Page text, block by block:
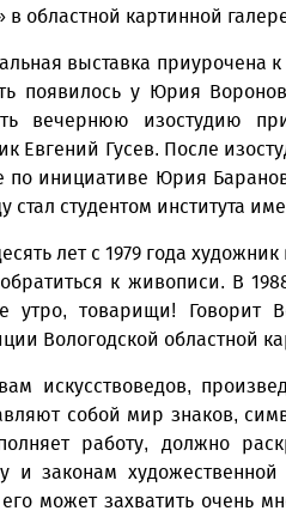
в областной картинной
выставка приурочена
появилось у Юрия
вечернюю изостудию
Евгений Гусев. После
по инициативе Юрия
стал студентом института
лет с 1979 года
к живописи. В
утро, товарищи! Говорит
Вологодской областной
искусствоведов,
собой мир знаков,
работу, должно
и законам
может захватить очень